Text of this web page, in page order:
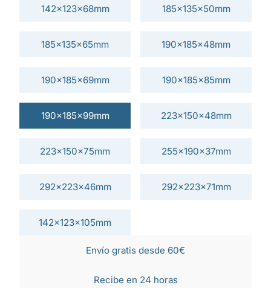
142x123x68mm 185x135x50mm
185x135x65mm 190x185x48mm
190x185x69mm 190x185x85mm
190x185x99mm 223x150x48mm
223x150x75mm 255x190x37mm
292x223x46mm 292x223x71mm
142x123x105mm
Envío gratis desde 60€
Recibe en 24 horas